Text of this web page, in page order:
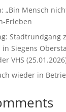
„Bin Mensch
Erleben
Stadtrundgang
Siegens
VHS
wieder in